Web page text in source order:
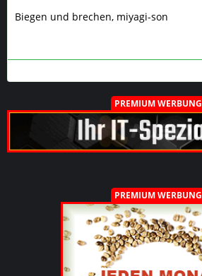
Biegen und brechen, miyagi-son
PREMIUM WERBUNG
PREMIUM WERBUNG